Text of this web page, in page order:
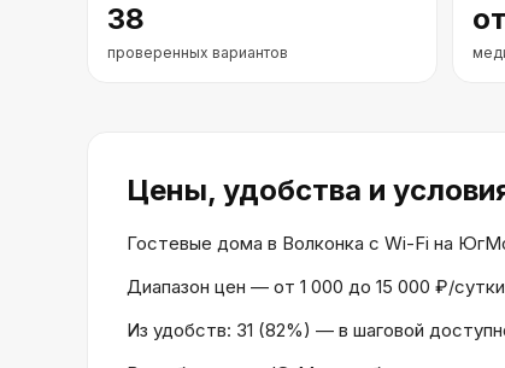
38
проверенных вариантов
от
Цены, удобства и
Гостевые дома в Волконка с Wi-Fi на
Диапазон цен — от 1 000 до 15 000 ₽/
Из удобств: 31 (82%) — в шаговой